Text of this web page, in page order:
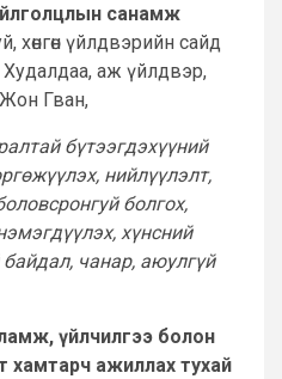
санамж
хөнгөн үйлдвэрийн сайд
Худалдаа, аж үйлдвэр,
Гван,
бүтээгдэхүүний
нийлүүлэлт,
болгох,
хүнсний
чанар, аюулгүй
үйлчилгээ болон
хамтарч ажиллах тухай